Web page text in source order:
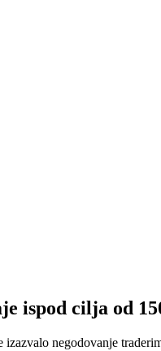
ispod cilja od
negodovanje